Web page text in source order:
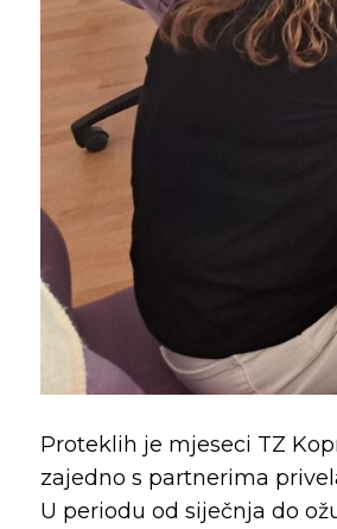
Proteklih je mjeseci TZ
zajedno s partnerima
U periodu od siječnja do